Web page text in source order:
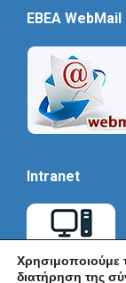
EBEA WebMail
Intranet
Χρησιμοποιούμε
διατήρηση της